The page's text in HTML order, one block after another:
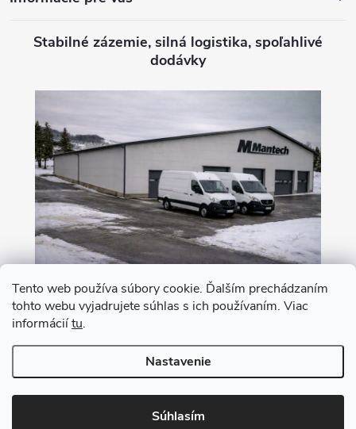
Tento web používa súbory cookie. Ďalším prechádzaním
tohto webu vyjadrujete súhlas s ich používaním. Viac
informáciítu.
Nastavenie
Súhlasím
Stabilné zázemie, silná logistika, spoľahlivé
dodávky
Nákup na leasing s 0% akontáciou
Copyright 2026MANTECH. Všetky práva vyhradené.Upraviť nastavenie
cookies